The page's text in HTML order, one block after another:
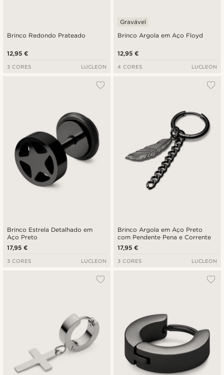
Brinco Redondo Prateado
12,95 €
3 CORES LUCLEON
Brinco Argola em Aço Floyd
Gravável
12,95 €
4 CORES LUCLEON
Brinco Estrela Detalhado em
Aço Preto
17,95 €
3 CORES LUCLEON
Brinco Argola em Aço Preto
com Pendente Pena e Corrente
17,95 €
3 CORES LUCLEON